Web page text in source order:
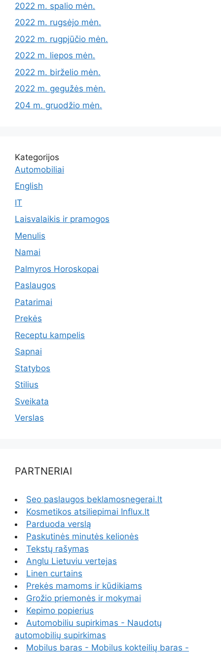
2022 m. spalio mėn.
2022 m. rugsėjo mėn.
2022 m. rugpjūčio mėn.
2022 m. liepos mėn.
2022 m. birželio mėn.
2022 m. gegužės mėn.
204 m. gruodžio mėn.
Kategorijos
Automobiliai
English
IT
Laisvalaikis ir pramogos
Menulis
Namai
Palmyros Horoskopai
Paslaugos
Patarimai
Prekės
Receptu kampelis
Sapnai
Statybos
Stilius
Sveikata
Verslas
PARTNERIAI
Seo paslaugos beklamosnegerai.lt
Kosmetikos atsiliepimai Influx.lt
Parduoda verslą
Paskutinės minutės kelionės
Tekstų rašymas
Anglu Lietuviu vertejas
Linen curtains
Prekės mamoms ir kūdikiams
Grožio priemonės ir mokymai
Kepimo popierius
Automobiliu supirkimas - Naudotų
automobilių supirkimas
Mobilus baras - Mobilus kokteilių baras -